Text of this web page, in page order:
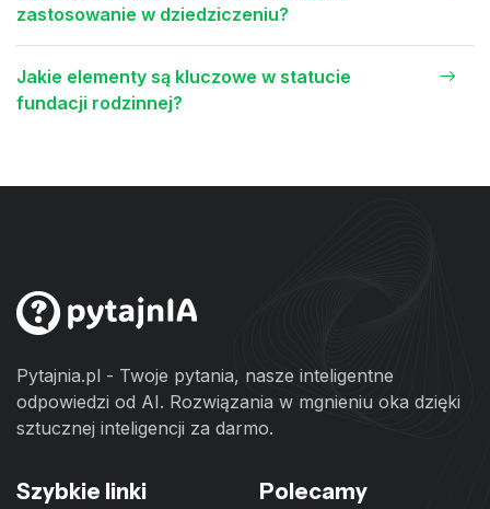
zastosowanie w dziedziczeniu?
Jakie elementy są kluczowe w statucie
fundacji rodzinnej?
Pytajnia.pl - Twoje pytania, nasze inteligentne
odpowiedzi od AI. Rozwiązania w mgnieniu oka dzięki
sztucznej inteligencji za darmo.
Szybkie linki Polecamy